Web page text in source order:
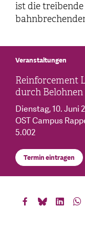
ist die
Veranstaltungen
Reinforcement
durch
Dienstag, 10. Juni
OST Campus
5.002
Termin eintragen